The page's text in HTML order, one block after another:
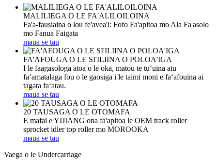
MALILIEGA O LE FA'ALILOILOINA
Fa'a-fausiaina o lou fe'avea'i: Fofo Fa'apitoa mo Ala Fa'asolo
mo Fanua Faigata
maua se tau
FA'AFOUGA O LE SI'ILIINA O POLOA'IGA
I le faagasologa atoa o le oka, matou te tuʻuina atu
faʻamatalaga fou o le gaosiga i le taimi moni e faʻafouina ai
tagata faʻatau.
maua se tau
20 TAUSAGA O LE OTOMAFA
E mafai e YIJIANG ona fa'apitoa le OEM track roller
sprocket idler top roller mo MOROOKA
maua se tau
Vaega o le Undercarriage